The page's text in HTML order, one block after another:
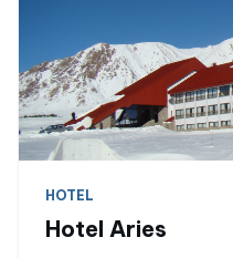
HOTEL
Hotel Aries